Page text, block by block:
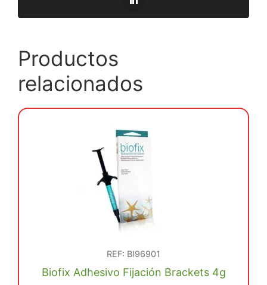
Productos
relacionados
REF: BI96901
Biofix Adhesivo Fijación Brackets 4g